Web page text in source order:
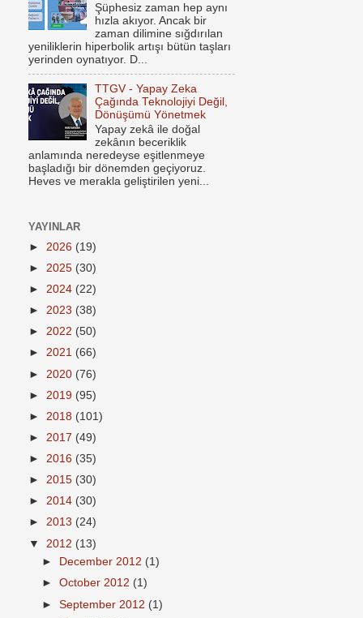
Şüphesiz zaman hep aynı
hızla akıyor. Ancak bir
zaman dilimine sığdırılan
yeniliklerin hiperbolik artışı bütün taşları
yerinden oynatıyor. D...
TTGV - Yapay Zeka
Çağında Teknolojiyi Değil,
Dönüşümü Yönetmek
Yapay zekâ ile doğal
zekânın beceriklik
anlamında neredeyse eşitlenmeye
başladığı bir dönemden geçiyoruz.
Heves ve merakla geliştirilen yeni...
YAYINLAR
► 2026 (19)
► 2025 (30)
► 2024 (22)
► 2023 (38)
► 2022 (50)
► 2021 (66)
► 2020 (76)
► 2019 (95)
► 2018 (101)
► 2017 (49)
► 2016 (35)
► 2015 (30)
► 2014 (30)
► 2013 (24)
▼ 2012 (13)
►
December 2012 (1)
►October 2012 (1)
►September 2012 (1)